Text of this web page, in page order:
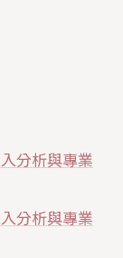
分析與專業
分析與專業